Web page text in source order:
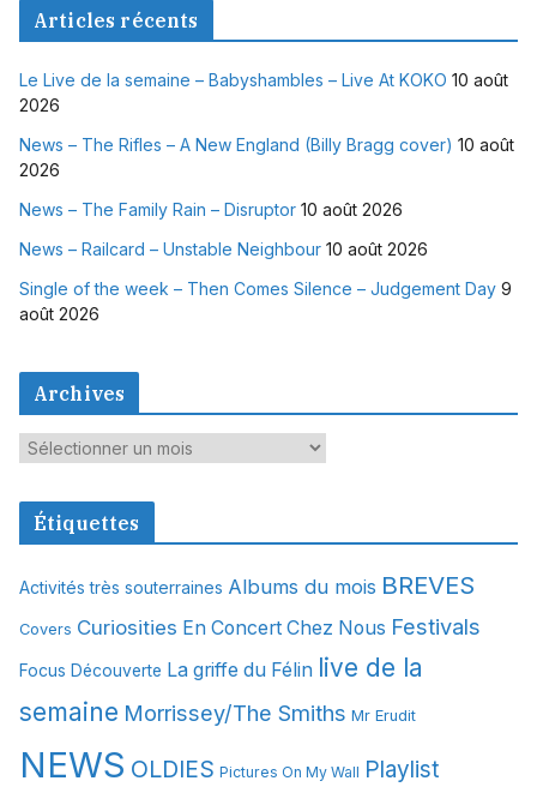
Articles récents
Le Live de la semaine – Babyshambles – Live At KOKO 10 août
2026
News – The Rifles – A New England (Billy Bragg cover) 10 août
2026
News – The Family Rain – Disruptor 10 août 2026
News – Railcard – Unstable Neighbour 10 août 2026
Single of the week – Then Comes Silence – Judgement Day 9
août 2026
Archives
A
c
v
e
Étiquettes
Activités très souterraines Albums du mois BREVES
Covers Curiosities En Concert Chez Nous Festivals
Focus Découverte La griffe du Félin live de la
semaine Morrissey/The Smiths Mr Erudit
NEWS OLDIES Pictures On My Wall Playlist